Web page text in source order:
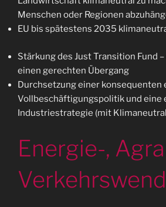
Menschen oder Regionen
EU bis spätestens 2035
Stärkung des Just Transition Fund
einen gerechten Übergang
Durchsetzung einer konsequenten
Vollbeschäftigungspolitik und eine
Industriestrategie (mit
Energie-,